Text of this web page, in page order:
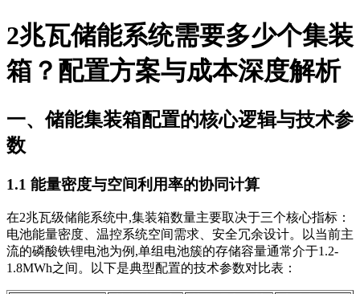
2兆瓦储能系统需要多少个集装
箱？配置方案与成本深度解析
一、储能集装箱配置的核心逻辑与技术参
数
1.1 能量密度与空间利用率的协同计算
在2兆瓦级储能系统中,集装箱数量主要取决于三个核心指标：
电池能量密度、温控系统空间需求、安全冗余设计。以当前主
流的磷酸铁锂电池为例,单组电池簇的存储容量通常介于1.2-
1.8MWh之间。以下是典型配置的技术参数对比表：